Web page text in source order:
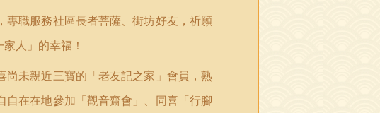
職服務社區長者菩薩、街坊好友，祈願
人」的幸福！
未親近三寶的「老友記之家」會員，熟
在在地參加「觀音齋會」、同喜「行腳